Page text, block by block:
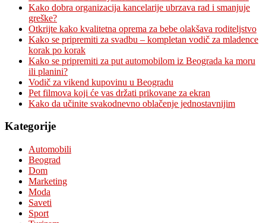
Kako dobra organizacija kancelarije ubrzava rad i smanjuje
greške?
Otkrijte kako kvalitetna oprema za bebe olakšava roditeljstvo
Kako se pripremiti za svadbu – kompletan vodič za mladence
korak po korak
Kako se pripremiti za put automobilom iz Beograda ka moru
ili planini?
Vodič za vikend kupovinu u Beogradu
Pet filmova koji će vas držati prikovane za ekran
Kako da učinite svakodnevno oblačenje jednostavnijim
Kategorije
Automobili
Beograd
Dom
Marketing
Moda
Saveti
Sport